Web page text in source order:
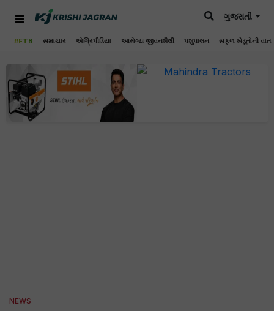
#FTB સમાચાર એગ્રિપીડિયા આરોગ્ય જીવનશૈલી પશુપાલન સફળ ખેડૂતોની વાત
ગુજરાતી
NEWS